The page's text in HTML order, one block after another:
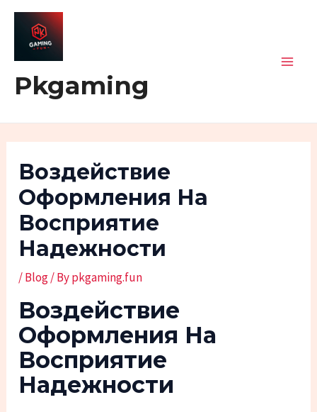
Skip
content
Pkgaming
Воздействие
Оформления На
Восприятие
Надежности
/Blog/ Bypkgaming.fun
Воздействие
Оформления На
Восприятие
Надежности
Post
navigation